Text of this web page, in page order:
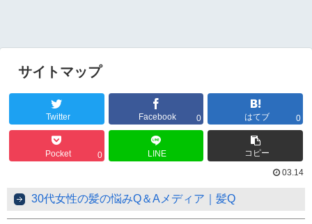
サイトマップ
Twitter Facebook 0 はてブ 0
Pocket 0 LINE コピー
03.14
30代女性の髪の悩みQ＆Aメディア｜髪Q